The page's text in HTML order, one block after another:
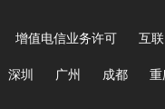
增值电信业务许可 互
深圳 广州 成都